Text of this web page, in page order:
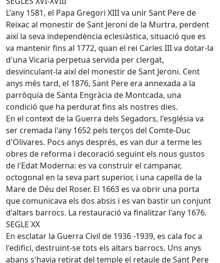
L'any 1581, el Papa Gregori XIII va unir Sant Pere de
Reixac al monestir de Sant Jeroni de la Murtra, perdent
així la seva independència eclesiàstica, situació que es
va mantenir fins al 1772, quan el rei Carles III va dotar-la
d'una Vicaria perpetua servida per clergat,
desvinculant-la així del monestir de Sant Jeroni. Cent
anys més tard, el 1876, Sant Pere era annexada a la
parròquia de Santa Engràcia de Montcada, una
condició que ha perdurat fins als nostres dies.
En el context de la Guerra dels Segadors, l'església va
ser cremada l'any 1652 pels terços del Comte-Duc
d'Olivares. Pocs anys després, es van dur a terme les
obres de reforma i decoració seguint els nous gustos
de l'Edat Moderna: es va construir el campanar,
octogonal en la seva part superior, i una capella de la
Mare de Déu del Roser. El 1663 es va obrir una porta
que comunicava els dos absis i es van bastir un conjunt
d'altars barrocs. La restauració va finalitzar l'any 1676.
SEGLE XX
En esclatar la Guerra Civil de 1936 -1939, es cala foc a
l'edifici, destruint-se tots els altars barrocs. Uns anys
abans s'havia retirat del temple el retaule de Sant Pere